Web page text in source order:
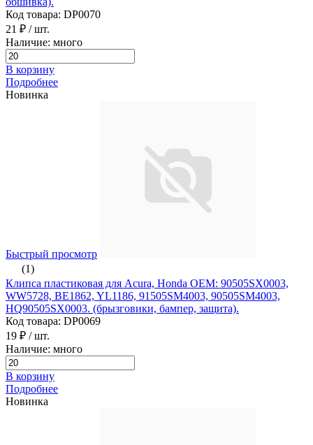
Код товара: DP0070
21 ₽ / шт.
Наличие: много
В корзину
Подробнее
Новинка
Быстрый просмотр
(1)
Клипса пластиковая для Acura, Honda ОЕМ: 90505SX0003,
WW5728, BE1862, YL1186, 91505SM4003, 90505SM4003,
HQ90505SX0003. (брызговики, бампер, защита).
Код товара: DP0069
19 ₽ / шт.
Наличие: много
В корзину
Подробнее
Новинка